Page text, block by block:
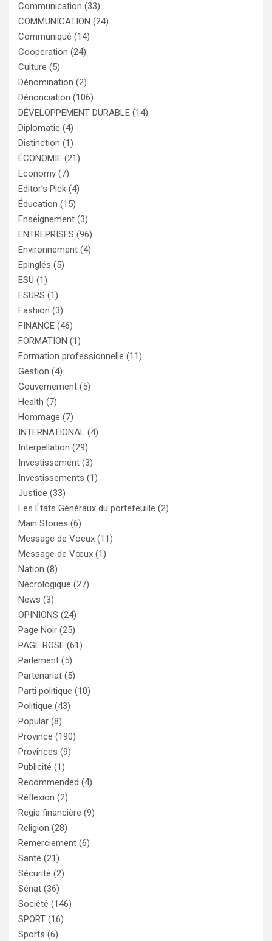
Communication (33)
COMMUNICATION (24)
Communiqué (14)
Cooperation (24)
Culture (5)
Dénomination (2)
Dénonciation (106)
DÉVELOPPEMENT DURABLE (14)
Diplomatie (4)
Distinction (1)
ÉCONOMIE (21)
Economy (7)
Editor's Pick (4)
Éducation (15)
Enseignement (3)
ENTREPRISES (96)
Environnement (4)
Epinglés (5)
ESU (1)
ESURS (1)
Fashion (3)
FINANCE (46)
FORMATION (1)
Formation professionnelle (11)
Gestion (4)
Gouvernement (5)
Health (7)
Hommage (7)
INTERNATIONAL (4)
Interpellation (29)
Investissement (3)
Investissements (1)
Justice (33)
Les États Généraux du portefeuille (2)
Main Stories (6)
Message de Voeux (11)
Message de Vœux (1)
Nation (8)
Nécrologique (27)
News (3)
OPINIONS (24)
Page Noir (25)
PAGE ROSE (61)
Parlement (5)
Partenariat (5)
Parti politique (10)
Politique (43)
Popular (8)
Province (190)
Provinces (9)
Publicité (1)
Recommended (4)
Réflexion (2)
Regie financière (9)
Religion (28)
Remerciement (6)
Santé (21)
Sécurité (2)
Sénat (36)
Société (146)
SPORT (16)
Sports (6)